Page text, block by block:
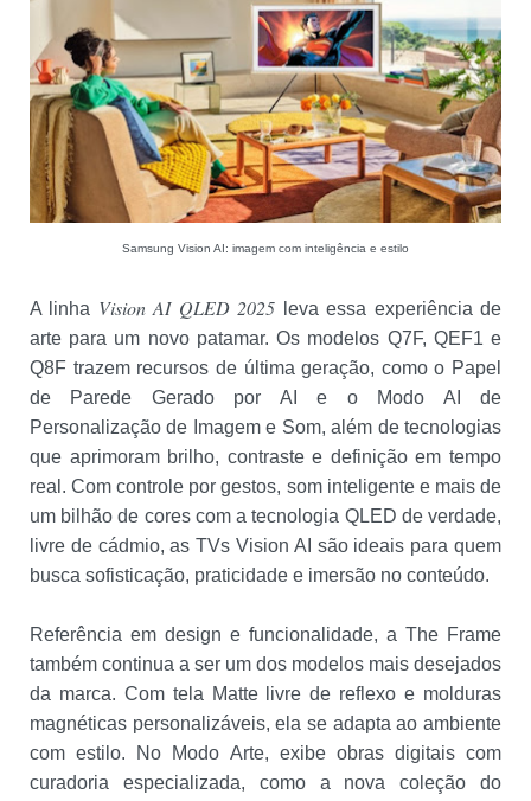
Samsung Vision AI: imagem com inteligência e estilo
A linha Vision AI QLED 2025 leva essa experiência de
arte para um novo patamar. Os modelos Q7F, QEF1 e
Q8F trazem recursos de última geração, como o Papel
de Parede Gerado por AI e o Modo AI de
Personalização de Imagem e Som, além de tecnologias
que aprimoram brilho, contraste e definição em tempo
real. Com controle por gestos, som inteligente e mais de
um bilhão de cores com a tecnologia QLED de verdade,
livre de cádmio, as TVs Vision AI são ideais para quem
busca sofisticação, praticidade e imersão no conteúdo.
Referência em design e funcionalidade, a The Frame
também continua a ser um dos modelos mais desejados
da marca. Com tela Matte livre de reflexo e molduras
magnéticas personalizáveis, ela se adapta ao ambiente
com estilo. No Modo Arte, exibe obras digitais com
curadoria especializada, como a nova coleção do